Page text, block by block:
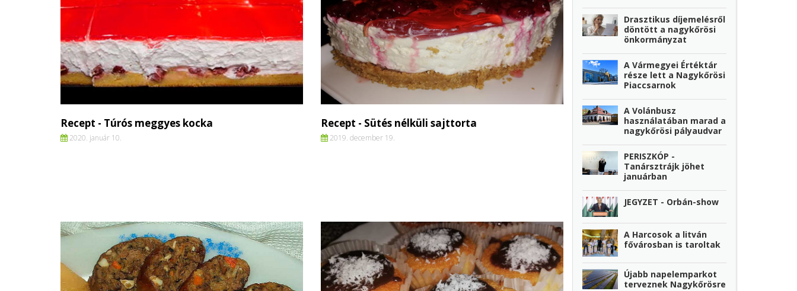
Recept - Túrós meggyes kocka
2020. január 10.
Recept - Sütés nélküli sajttorta
2019. december 19.
Drasztikus díjemelésről
döntött a nagykőrösi
önkormányzat
A Vármegyei Értéktár
része lett a Nagykőrösi
Piaccsarnok
A Volánbusz
használatában marad a
nagykőrösi pályaudvar
PERISZKÓP -
Tanársztrájk jöhet
januárban
JEGYZET - Orbán-show
A Harcosok a litván
fővárosban is taroltak
Újabb napelemparkot
terveznek Nagykőrösre